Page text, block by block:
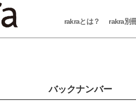
rakraとは？ rakra別
バックナンバー